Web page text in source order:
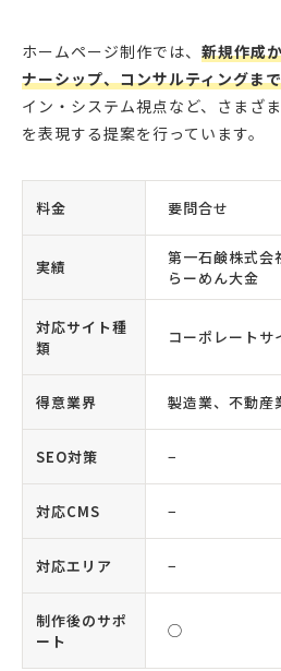
ホームページ制作では、 新規作成
ナーシップ、コンサルティングま
イン・システム視点など、さまざ
を表現する提案を行っています。
料金 要問合せ
実績
第一石鹸株式会
らーめん大金
対応サイト種
類
コーポレートサ
得意業界 製造業、不動産
SEO対策 −
対応CMS −
対応エリア −
制作後のサポ
ート
◯